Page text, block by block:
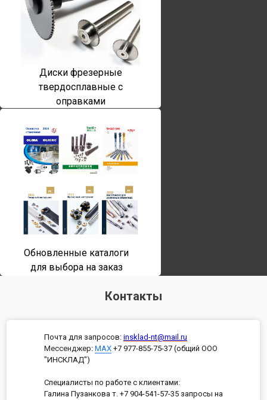
Диски фрезерные
твердосплавные с
оправками
Обновленные каталоги
для выбора на заказ
Контакты
Почта для запросов: insklad-nt@mail.ru
Мессенджер: MAX +7 977-855-75-37 (общий ООО
"ИНСКЛАД")
Специалисты по работе с клиентами:
Галина Пузанкова т. +7 904-541-57-35 запросы на